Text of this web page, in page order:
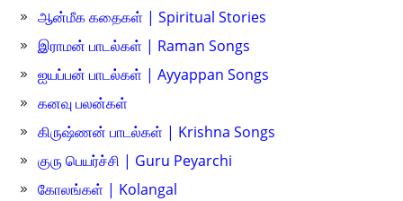
ஆன்மீக கதைகள் | Spiritual Stories
இராமன் பாடல்கள் | Raman Songs
ஐயப்பன் பாடல்கள் | Ayyappan Songs
கனவு பலன்கள்
கிருஷ்ணன் பாடல்கள் | Krishna Songs
குரு பெயர்ச்சி | Guru Peyarchi
கோலங்கள் | Kolangal